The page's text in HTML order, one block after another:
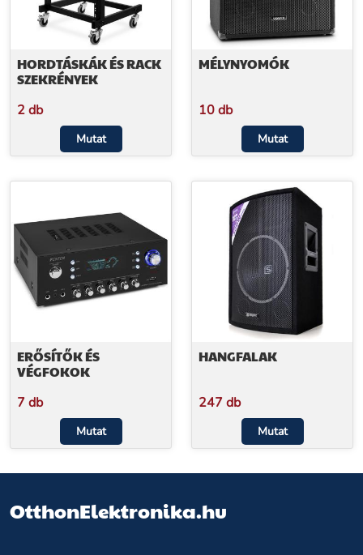
HORDTÁSKÁK ÉS RACK
SZEKRÉNYEK
2 db
Mutat
MÉLYNYOMÓK
10 db
Mutat
ERŐSÍTŐK ÉS
VÉGFOKOK
7 db
Mutat
HANGFALAK
247 db
Mutat
OtthonElektronika.hu